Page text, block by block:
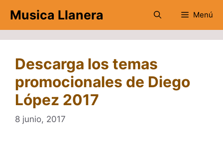
contenido
Musica Llanera Menú
Descarga los temas
promocionales de Diego
López 2017
8 junio, 2017